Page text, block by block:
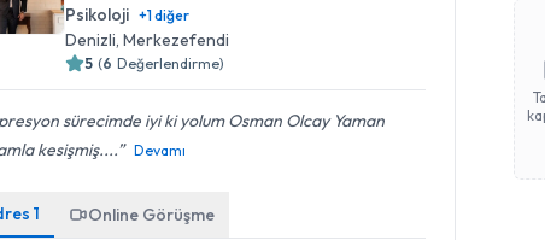
Psikoloji +1diğer
Denizli,Merkezefendi
5 (6 Değerlendirme)
sürecimde iyi ki yolum Osman Olcay Yaman
kesişmiş....
Devamı
1 Online Görüşme